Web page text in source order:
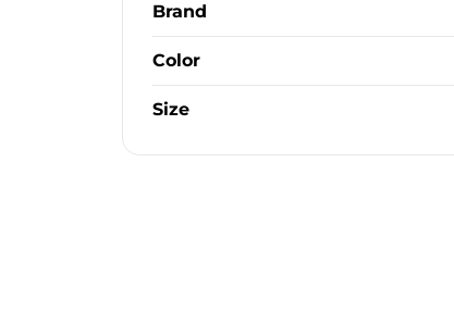
Brand
Color
Size